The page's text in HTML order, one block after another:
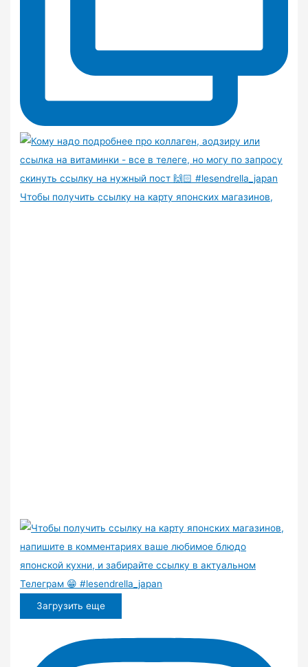
Чтобы получить ссылку на карту японских магазинов,
Загрузить еще